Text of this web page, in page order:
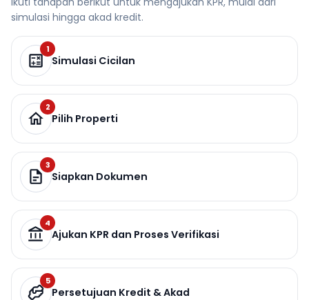
simulasi hingga akad kredit.
1
Simulasi Cicilan
2
Pilih Properti
3
Siapkan Dokumen
4
Ajukan KPR dan Proses Verifikasi
5
Persetujuan Kredit & Akad